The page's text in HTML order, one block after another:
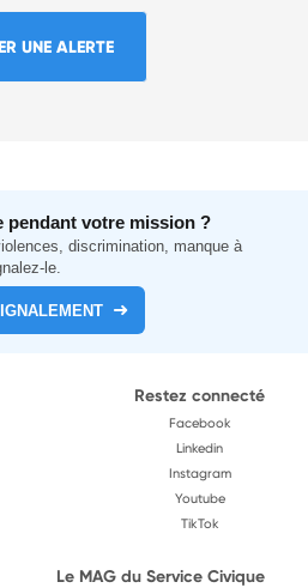
UNE ALERTE
pendant votre mission ?
discrimination, manque à
le.
Restez connecté
Facebook
Linkedin
Instagram
Youtube
TikTok
Le MAG du Service Civique